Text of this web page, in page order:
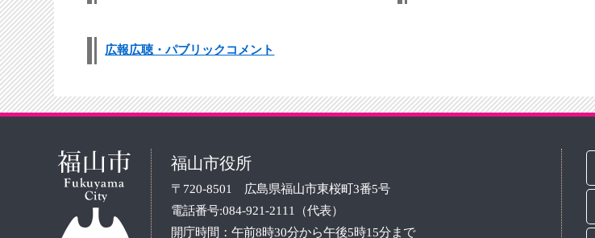
広報広聴・パブリックコメント
福山市役所
〒720-8501 広島県福山市東桜町3番5号
電話番号:084-921-2111（代表）
開庁時間：午前8時30分から午後5時15分まで